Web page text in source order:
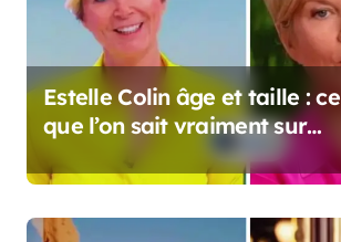
Estelle Colin âge et taille : ce
que l’on sait vraiment sur
cette personnalité